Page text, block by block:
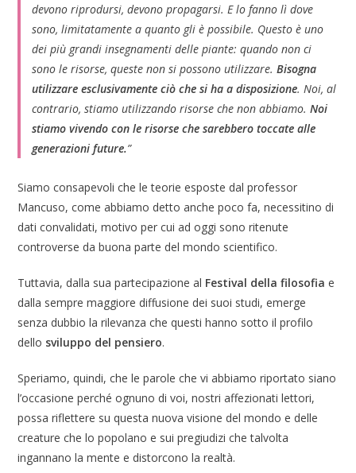
devono riprodursi, devono propagarsi. E lo fanno lì dove
sono, limitatamente a quanto gli è possibile. Questo è uno
dei più grandi insegnamenti delle piante: quando non ci
sono le risorse, queste non si possono utilizzare. Bisogna
utilizzare esclusivamente ciò che si ha a disposizione. Noi, al
contrario, stiamo utilizzando risorse che non abbiamo. Noi
stiamo vivendo con le risorse che sarebbero toccate alle
generazioni future.”
Siamo consapevoli che le teorie esposte dal professor
Mancuso, come abbiamo detto anche poco fa, necessitino di
dati convalidati, motivo per cui ad oggi sono ritenute
controverse da buona parte del mondo scientifico.
Tuttavia, dalla sua partecipazione al Festival della filosofia e
dalla sempre maggiore diffusione dei suoi studi, emerge
senza dubbio la rilevanza che questi hanno sotto il profilo
dello sviluppo del pensiero.
Speriamo, quindi, che le parole che vi abbiamo riportato siano
l’occasione perché ognuno di voi, nostri affezionati lettori,
possa riflettere su questa nuova visione del mondo e delle
creature che lo popolano e sui pregiudizi che talvolta
ingannano la mente e distorcono la realtà.